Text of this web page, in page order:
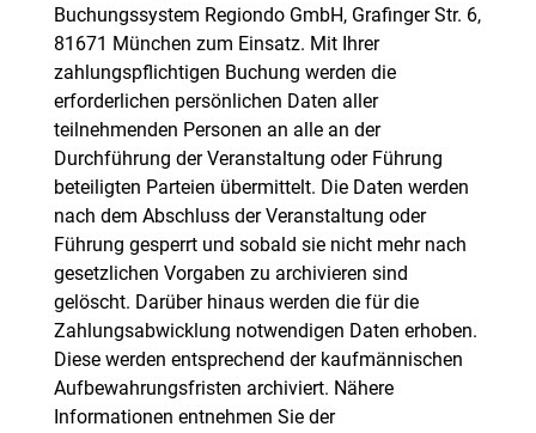
Buchungssystem Regiondo GmbH, Grafinger Str. 6,
81671 München zum Einsatz. Mit Ihrer
zahlungspflichtigen Buchung werden die
erforderlichen persönlichen Daten aller
teilnehmenden Personen an alle an der
Durchführung der Veranstaltung oder Führung
beteiligten Parteien übermittelt. Die Daten werden
nach dem Abschluss der Veranstaltung oder
Führung gesperrt und sobald sie nicht mehr nach
gesetzlichen Vorgaben zu archivieren sind
gelöscht. Darüber hinaus werden die für die
Zahlungsabwicklung notwendigen Daten erhoben.
Diese werden entsprechend der kaufmännischen
Aufbewahrungsfristen archiviert. Nähere
Informationen entnehmen Sie der